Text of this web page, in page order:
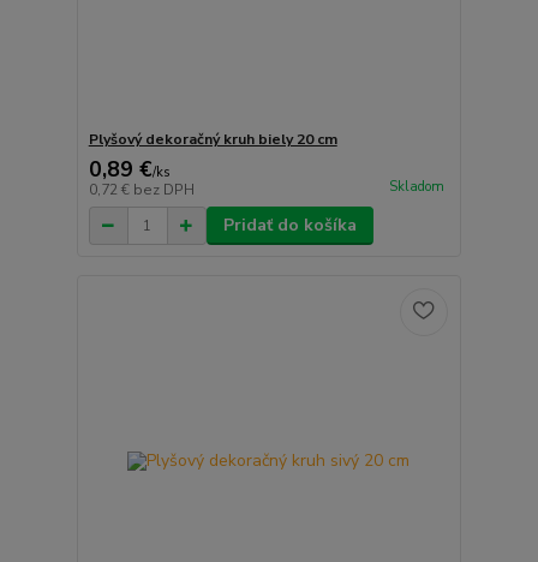
Plyšový dekoračný kruh biely 20 cm
0,89 €/ks
0,72 € bez DPH Skladom
Pridať do košíka